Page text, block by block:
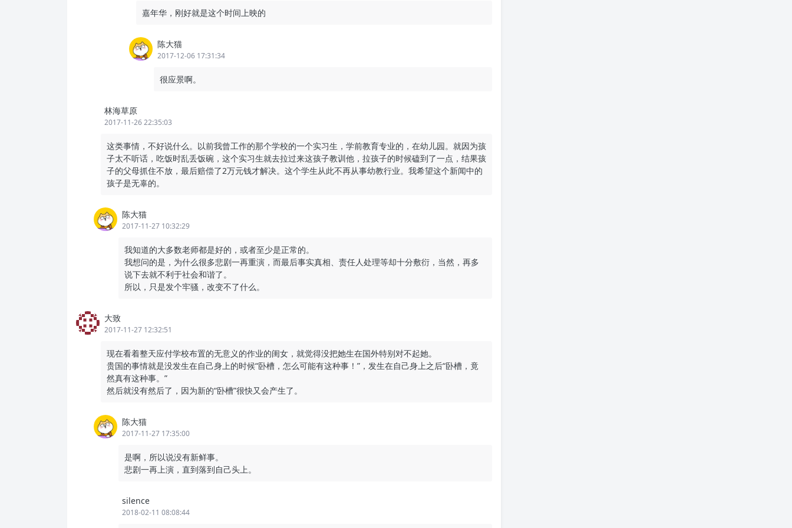
嘉年华，刚好就是这个时间上映的
陈大猫
2017-12-06 17:31:34
很应景啊。
林海草原
2017-11-26 22:35:03
这类事情，不好说什么。以前我曾工作的那个学校的一个实习生，学前教育专业的，在幼儿园。就因为孩
子太不听话，吃饭时乱丢饭碗，这个实习生就去拉过来这孩子教训他，拉孩子的时候磕到了一点，结果孩
子的父母抓住不放，最后赔偿了2万元钱才解决。这个学生从此不再从事幼教行业。我希望这个新闻中的
孩子是无辜的。
陈大猫
2017-11-27 10:32:29
我知道的大多数老师都是好的，或者至少是正常的。
我想问的是，为什么很多悲剧一再重演，而最后事实真相、责任人处理等却十分敷衍，当然，再多
说下去就不利于社会和谐了。
所以，只是发个牢骚，改变不了什么。
大致
2017-11-27 12:32:51
现在看着整天应付学校布置的无意义的作业的闺女，就觉得没把她生在国外特别对不起她。
贵国的事情就是没发生在自己身上的时候“卧槽，怎么可能有这种事！”，发生在自己身上之后“卧槽，竟
然真有这种事。”
然后就没有然后了，因为新的“卧槽”很快又会产生了。
陈大猫
2017-11-27 17:35:00
是啊，所以说没有新鲜事。
悲剧一再上演，直到落到自己头上。
silence
2018-02-11 08:08:44